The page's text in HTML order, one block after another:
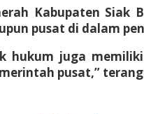
Kabupaten
pusat di dalam
hukum juga
pusat,”